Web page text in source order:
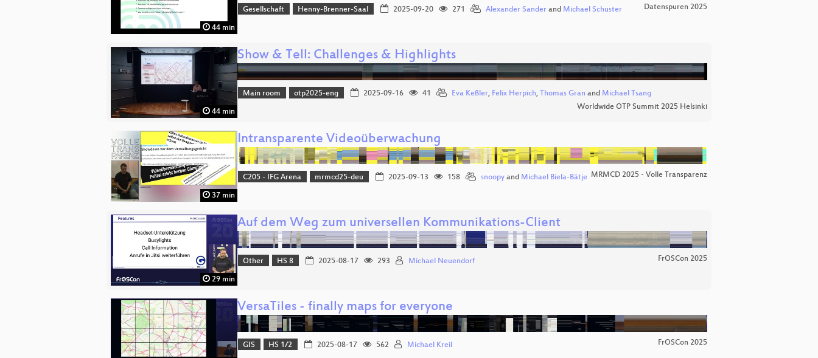
44 min
Gesellschaft Henny-Brenner-Saal 2025-09-20 271 Alexander Sanderand Michael Schuster Datenspuren 2025
44 min
Show & Tell: Challenges & Highlights
Main room otp2025-eng 2025-09-16 41 Eva Keßler, Felix Herpich, Thomas Gran and Michael Tsang
Worldwide OTP Summit 2025 Helsinki
37 min
Intransparente Videoüberwachung
C205 - IFG Arena mrmcd25-deu 2025-09-13 158 snoopyand Michael Biela-Bätje MRMCD 2025 - Volle Transparenz
29 min
Auf dem Weg zum universellen Kommunikations-Client
Other HS 8 2025-08-17 293 Michael Neuendorf FrOSCon 2025
VersaTiles - finally maps for everyone
GIS HS 1/2 2025-08-17 562 Michael Kreil FrOSCon 2025